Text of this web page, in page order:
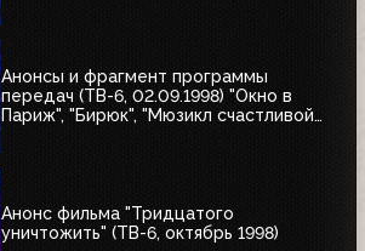
Анонсы и фрагмент программы
передач (ТВ-6, 02.09.1998) "Окно в
Париж", "Бирюк", "Мюзикл счастливой
Анонс фильма "Тридцатого
уничтожить" (ТВ-6, октябрь 1998)